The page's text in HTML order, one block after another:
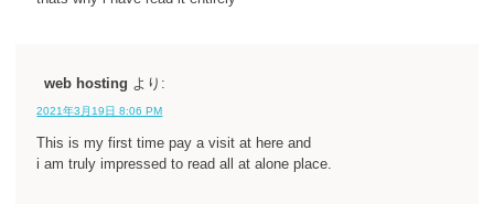
web hosting より:
2021年3月19日 8:06 PM
This is my first time pay a visit at here and
i am truly impressed to read all at alone place.